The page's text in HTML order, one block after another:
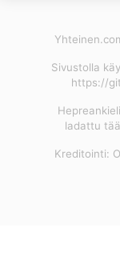
Sivustolla
https://
ladattu
Kreditointi: